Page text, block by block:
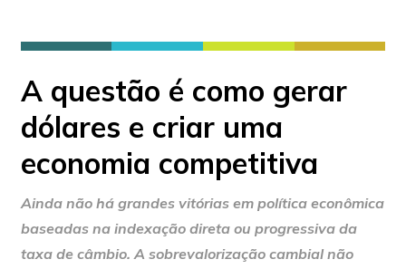
A questão é como gerar
dólares e criar uma
economia competitiva
Ainda não há grandes vitórias em política econômica
baseadas na indexação direta ou progressiva da
taxa de câmbio. A sobrevalorização cambial não